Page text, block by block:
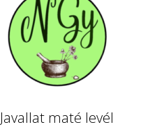
Javallat maté levél